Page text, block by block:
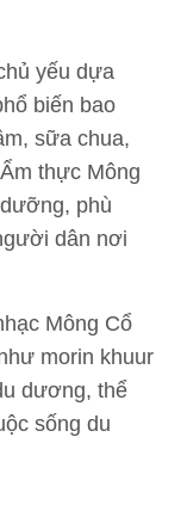
yếu dựa
biến bao
sữa chua,
thực Mông
phù
dân nơi
Mông Cổ
morin khuur
dương, thể
sống du